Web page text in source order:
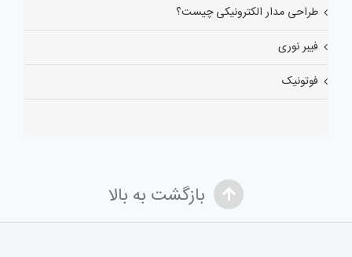
طراحی مدار الکترونیکی چیست؟
فیبر نوری
فوتونیک
بازگشت به بالا